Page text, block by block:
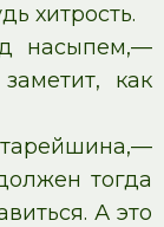
хитрость.
насыпем,—
как
тогда
А это